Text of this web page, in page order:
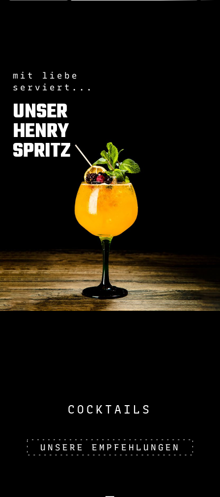
mit liebe
serviert...
UNSER
HENRY
SPRITZ
COCKTAILS
UNSERE EMPFEHLUNGEN